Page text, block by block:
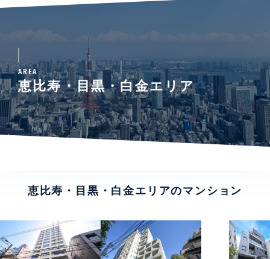
AREA
恵比寿・目黒・白金エリア
恵比寿・目黒・白金エリアのマンション